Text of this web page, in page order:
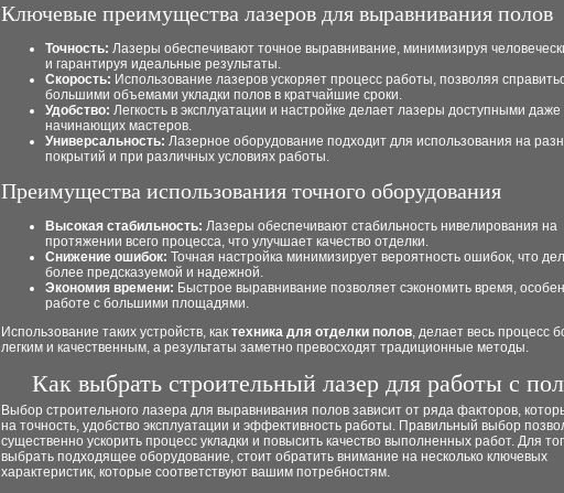
Ключевые преимущества лазеров для выравнивания полов
Точность: Лазеры обеспечивают точное выравнивание, минимизируя
и гарантируя идеальные результаты.
Скорость: Использование лазеров ускоряет процесс работы, позволяя
большими объемами укладки полов в кратчайшие сроки.
Удобство: Легкость в эксплуатации и настройке делает лазеры доступными
начинающих мастеров.
Универсальность: Лазерное оборудование подходит для использования на
покрытий и при различных условиях работы.
Преимущества использования точного оборудования
Высокая стабильность: Лазеры обеспечивают стабильность нивелирования на
протяжении всего процесса, что улучшает качество отделки.
Снижение ошибок: Точная настройка минимизирует вероятность ошибок, что
более предсказуемой и надежной.
Экономия времени: Быстрое выравнивание позволяет сэкономить время,
работе с большими площадями.
Использование таких устройств, как техника для отделки полов, делает весь процесс
легким и качественным, а результаты заметно превосходят традиционные методы.
Как выбрать строительный лазер для работы с
Выбор строительного лазера для выравнивания полов зависит от ряда факторов,
на точность, удобство эксплуатации и эффективность работы. Правильный выбор
существенно ускорить процесс укладки и повысить качество выполненных работ. Для
выбрать подходящее оборудование, стоит обратить внимание на несколько ключевых
характеристик, которые соответствуют вашим потребностям.